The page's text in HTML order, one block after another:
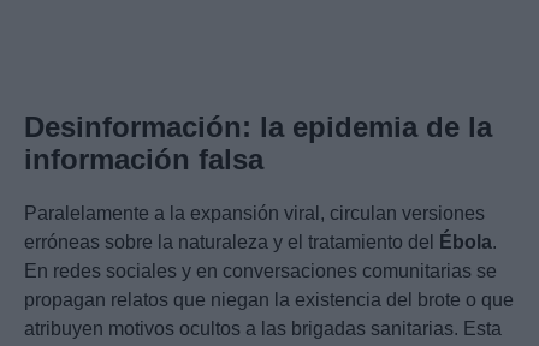
Desinformación: la epidemia de la
información falsa
Paralelamente a la expansión viral, circulan versiones
erróneas sobre la naturaleza y el tratamiento del
Ébola.
En redes sociales y en conversaciones comunitarias se
propagan relatos que niegan la existencia del brote o que
atribuyen motivos ocultos a las brigadas sanitarias. Esta